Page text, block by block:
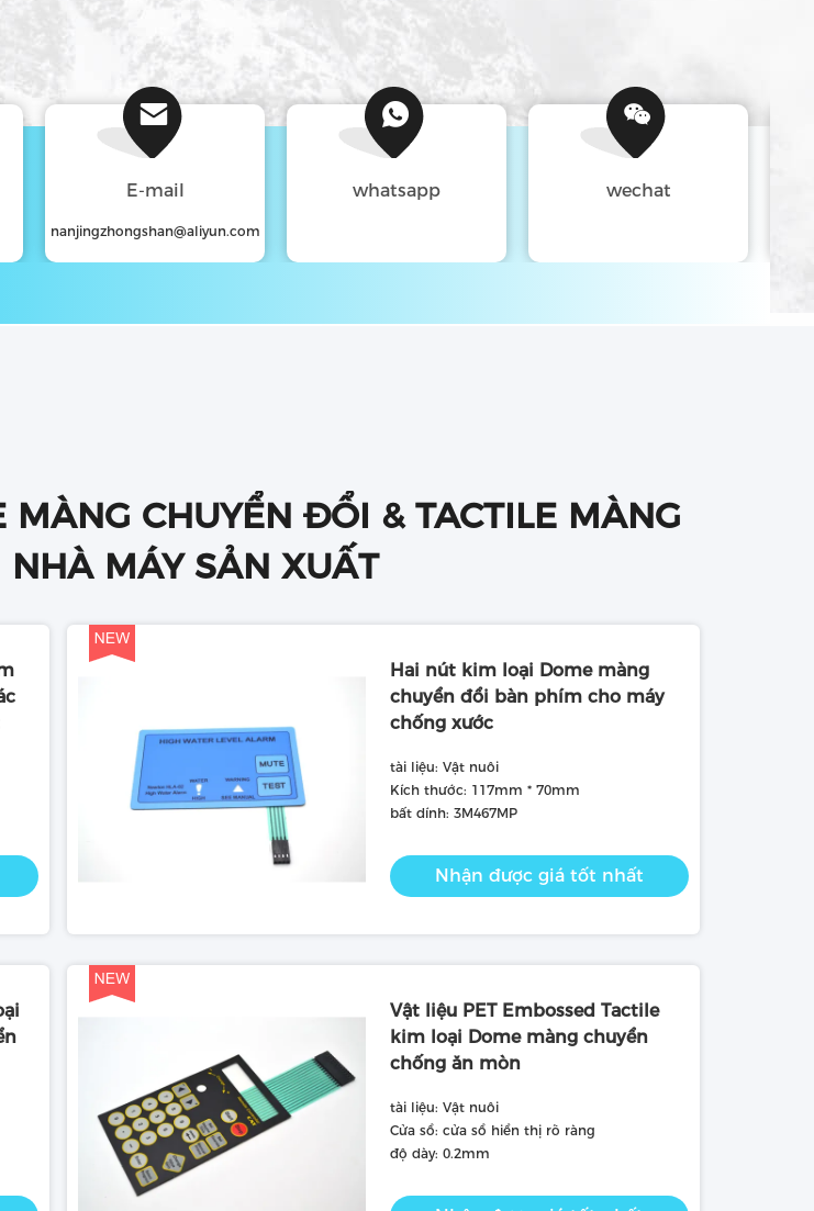
E-mail
nanjingzhongshan@aliyun.com
whatsapp wechat
CHUYỂN ĐỔI & TACTILE MÀNG
MÁY SẢN XUẤT
Hai nút kim loại Dome màng
chuyển đổi bàn phím cho máy
chống xước
tài liệu: Vật nuôi
Kích thước: 117mm * 70mm
bất dính: 3M467MP
Nhận được giá tốt nhất
Vật liệu PET Embossed Tactile
kim loại Dome màng chuyển
chống ăn mòn
tài liệu: Vật nuôi
Cửa sổ: cửa sổ hiển thị rõ ràng
độ dày: 0.2mm